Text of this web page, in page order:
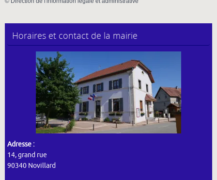
Horaires et contact de la mairie
Adresse :
14, grand rue
90340 Novillard